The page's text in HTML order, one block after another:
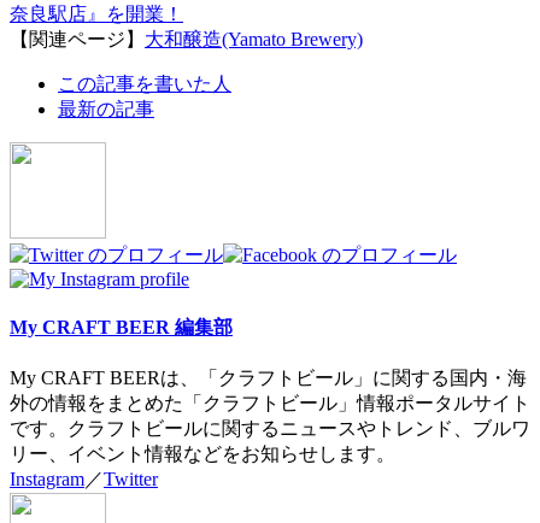
奈良駅店』を開業！
【関連ページ】 大和醸造(Yamato Brewery)
following
tabs
change
この記事を書いた人
最新の記事
My CRAFT BEER 編集部
My CRAFT BEERは、「クラフトビール」に関する国内・海
外の情報をまとめた「クラフトビール」情報ポータルサイト
です。クラフトビールに関するニュースやトレンド、ブルワ
リー、イベント情報などをお知らせします。
Instagram／Twitter